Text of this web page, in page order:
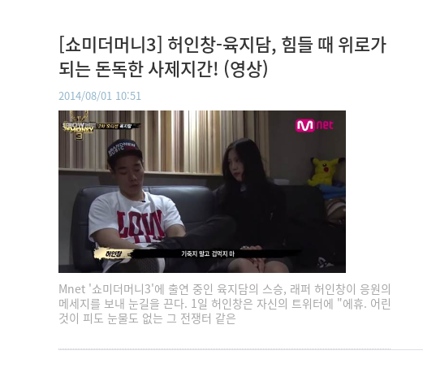
[쇼미더머니3] 허인창-육지담, 힘들 때 위로가
되는 돈독한 사제지간! (영상)
2014/08/01 10:51
Mnet '쇼미더머니3'에 출연 중인 육지담의 스승, 래퍼 허인창이 응원의
메세지를 보내 눈길을 끈다. 1일 허인창은 자신의 트위터에 "에휴. 어린
것이 피도 눈물도 없는 그 전쟁터 같은